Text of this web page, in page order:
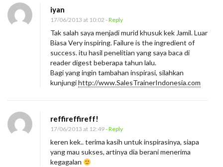
iyan
17/06/2013 at 10:02 - Reply
Tak salah saya menjadi murid khusuk kek Jamil. Luar
Biasa Very inspiring. Failure is the ingredient of
success. itu hasil penelitian yang saya baca di
reader digest beberapa tahun lalu.
Bagi yang ingin tambahan inspirasi, silahkan
kunjungihttp://www.SalesTrainerIndonesia.com
reffireffireff!
17/06/2013 at 12:49- Reply
keren kek.. terima kasih untuk inspirasinya, siapa
yang mau sukses, artinya dia berani menerima
kegagalan